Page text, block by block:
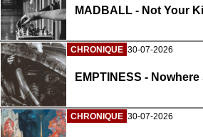
MADBALL - Not Your
CHRONIQUE 30-07-2026
EMPTINESS -
CHRONIQUE 30-07-2026